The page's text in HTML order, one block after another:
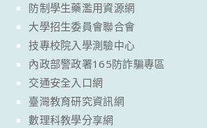
防制學生藥濫用資源網
大學招生委員會聯合會
技專校院入學測驗中心
內政部警政署165防詐騙專區
交通安全入口網
臺灣教育研究資訊網
數理科教學分享網